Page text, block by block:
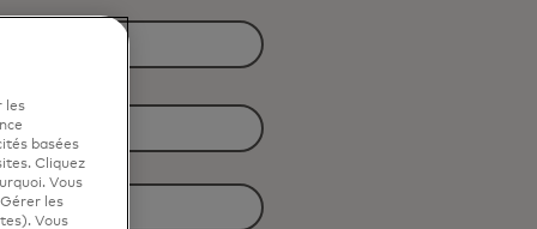
les
basées
Cliquez
Vous
les
Vous